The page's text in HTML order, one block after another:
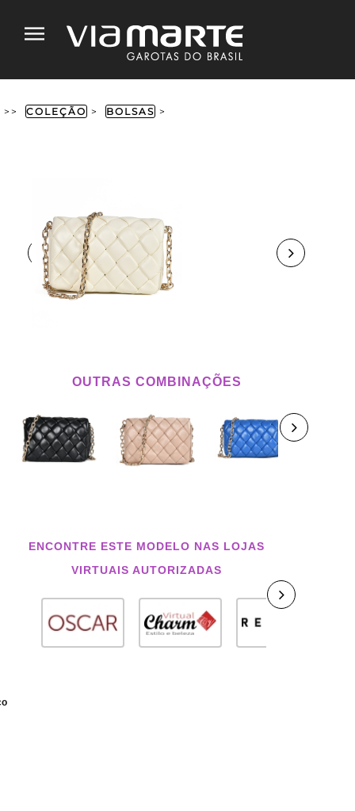
>> COLEÇÃO > BOLSAS >
OUTRAS COMBINAÇÕES
ENCONTRE ESTE MODELO NAS LOJAS
VIRTUAIS AUTORIZADAS